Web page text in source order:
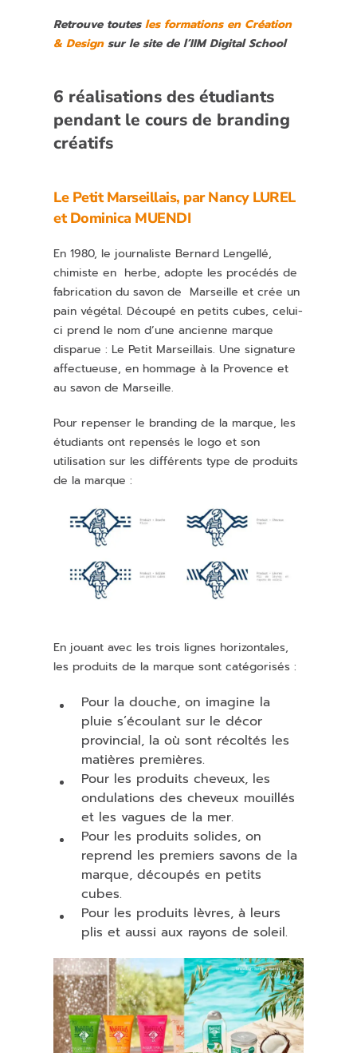
Retrouve toutesles formations en Création
& Designsur le site de l’IIM Digital School
6 réalisations des étudiants
pendant le cours de branding
créatifs
Le Petit Marseillais, parNancy LUREL
etDominica MUENDI
En 1980, le journaliste Bernard Lengellé,
chimiste en herbe, adopte les procédés de
fabrication du savon de Marseille et crée un
pain végétal. Découpé en petits cubes, celui-
ci prend le nom d’une ancienne marque
disparue : Le Petit Marseillais. Une signature
affectueuse, en hommage à la Provence et
au savon de Marseille.
Pour repenser le branding de la marque, les
étudiants ont repensés le logo et son
utilisation sur les différents type de produits
de la marque :
En jouant avec les trois lignes horizontales,
les produits de la marque sont catégorisés :
Pour la douche, on imagine la
pluie s’écoulant sur le décor
provincial, la où sont récoltés les
matières premières.
Pour les produits cheveux, les
ondulations des cheveux mouillés
et les vagues de la mer.
Pour les produits solides, on
reprend les premiers savons de la
marque, découpés en petits
cubes.
Pour les produits lèvres, à leurs
plis et aussi aux rayons de soleil.